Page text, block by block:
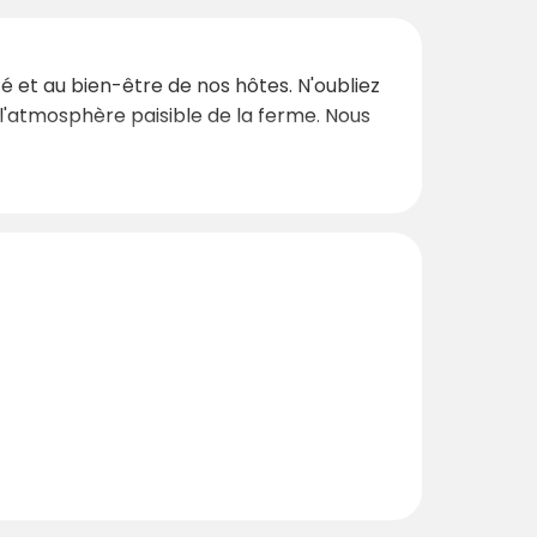
et au bien-être de nos hôtes. N'oubliez
paisible de la ferme. Nous